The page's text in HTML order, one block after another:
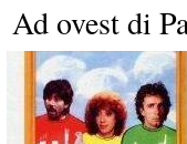
Ad ovest di